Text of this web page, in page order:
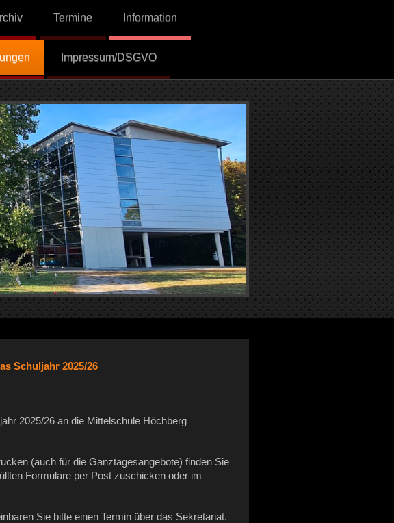
Termine Information
Impressum/DSGVO
Schuljahr 2025/26
2025/26 an die Mittelschule Höchberg
(auch für die Ganztagesangebote) finden Sie
Formulare per Post zuschicken oder im
Sie bitte einen Termin über das Sekretariat.